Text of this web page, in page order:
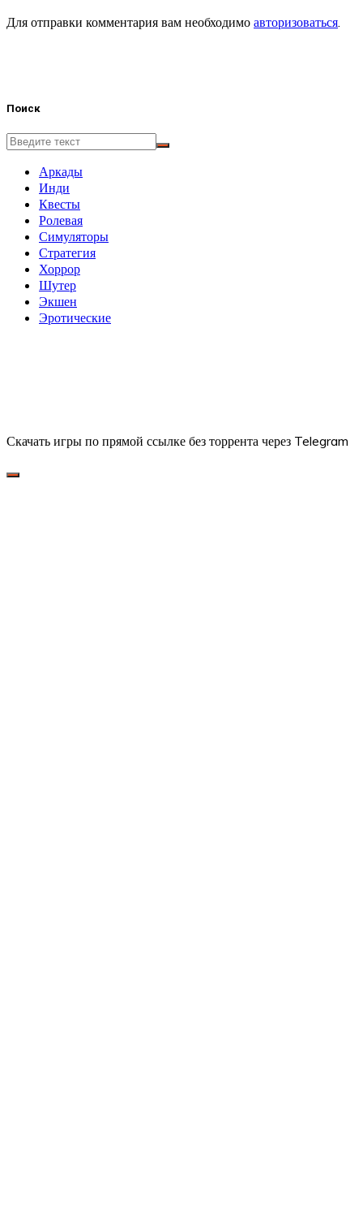
Для отправки комментария вам необходимо авторизоваться.
Поиск
Аркады
Инди
Квесты
Ролевая
Симуляторы
Стратегия
Хоррор
Шутер
Экшен
Эротические
Скачать игры по прямой ссылке без торрента через Telegram